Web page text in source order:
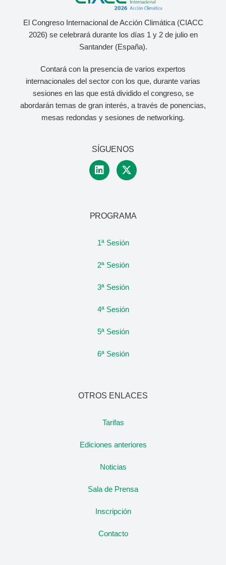
El Congreso Internacional de Acción Climática (CIACC
2026) se celebrará durante los días 1 y 2 de julio en
Santander (España).
Contará con la presencia de varios expertos
internacionales del sector con los que, durante varias
sesiones en las que está dividido el congreso, se
abordarán temas de gran interés, a través de ponencias,
mesas redondas y sesiones de networking.
SÍGUENOS
PROGRAMA
1ª Sesión
2ª Sesión
3ª Sesión
4ª Sesión
5ª Sesión
6ª Sesión
OTROS ENLACES
Tarifas
Ediciones anteriores
Noticias
Sala de Prensa
Inscripción
Contacto